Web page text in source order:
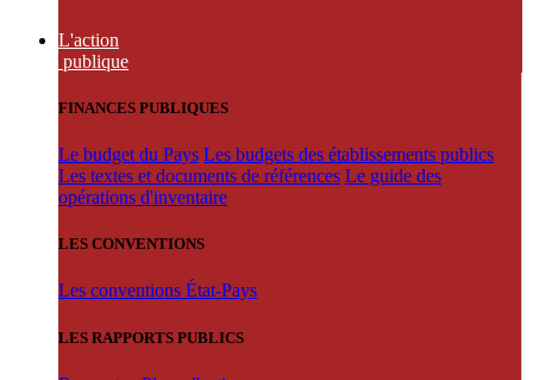
L'action
publique
FINANCES PUBLIQUES
Le budget du Pays Les budgets des établissements publics
Les textes et documents de références Le guide des
opérations d'inventaire
LES CONVENTIONS
Les conventions État-Pays
LES RAPPORTS PUBLICS